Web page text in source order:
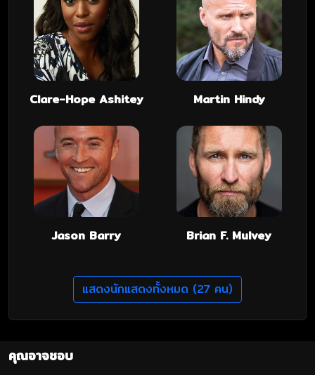
Clare-Hope Ashitey Martin Hindy
Jason Barry Brian F. Mulvey
แสดงนักแสดงทั้งหมด (27 คน)
คุณอาจชอบ